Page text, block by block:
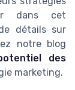
dans cet
détails sur
notre blog
des
marketing.